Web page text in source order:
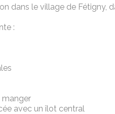
dans le village de Fétigny,
:
manger
avec un îlot central